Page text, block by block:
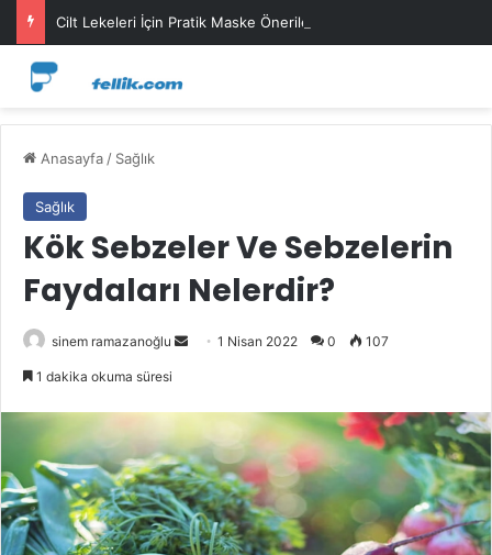
Cilt Lekeleri İçin Pratik Maske Önerileri
Anasayfa / Sağlık
Sağlık
Kök Sebzeler Ve Sebzelerin
Faydaları Nelerdir?
sinem ramazanoğlu
Bir
1 Nisan 2022 0 107
1 dakika okuma süresi